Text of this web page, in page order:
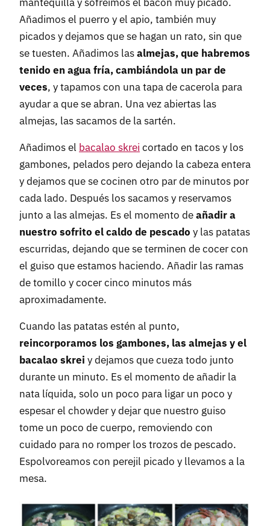
mantequilla y sofreimos el bacon muy picado.
Añadimos el puerro y el apio, también muy
picados y dejamos que se hagan un rato, sin que
se tuesten. Añadimos lasalmejas, que habremos
tenido en agua fría, cambiándola un par de
veces, y tapamos con una tapa de cacerola para
ayudar a que se abran. Una vez abiertas las
almejas, las sacamos de la sartén.
Añadimos el bacalao skrei cortado en tacos y los
gambones, pelados pero dejando la cabeza entera
y dejamos que se cocinen otro par de minutos por
cada lado. Después los sacamos y reservamos
junto a las almejas. Es el momento deañadir a
nuestro sofrito el caldo de pescado y las patatas
escurridas, dejando que se terminen de cocer con
el guiso que estamos haciendo. Añadir las ramas
de tomillo y cocer cinco minutos más
aproximadamente.
Cuando las patatas estén al punto,
reincorporamos los gambones, las almejas y el
bacalao skrei y dejamos que cueza todo junto
durante un minuto. Es el momento de añadir la
nata líquida, solo un poco para ligar un poco y
espesar el chowder y dejar que nuestro guiso
tome un poco de cuerpo, removiendo con
cuidado para no romper los trozos de pescado.
Espolvoreamos con perejil picado y llevamos a la
mesa.